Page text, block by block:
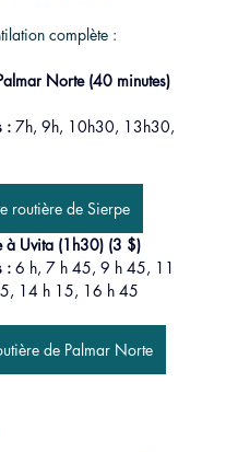
complète :
Norte (40 minutes)
: 7h, 9h, 10h30, 13h30,
routière de Sierpe
à Uvita (1h30) (3 $)
: 6 h, 7 h 45, 9 h 45, 11
14 h 15, 16 h 45
de Palmar Norte